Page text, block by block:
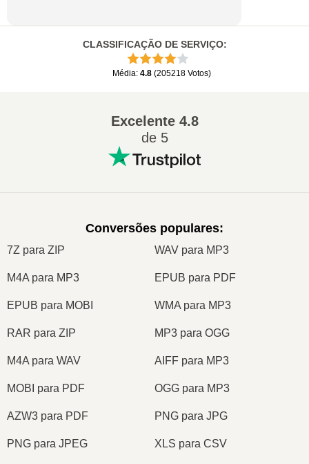
CLASSIFICAÇÃO DE SERVIÇO:
Média: 4.8 (205218 Votos)
Excelente4.8
de 5
Conversões populares:
7Z para ZIP WAV para MP3
M4A para MP3 EPUB para PDF
EPUB para MOBI WMA para MP3
RAR para ZIP MP3 para OGG
M4A para WAV AIFF para MP3
MOBI para PDF OGG para MP3
AZW3 para PDF PNG para JPG
PNG para JPEG XLS para CSV